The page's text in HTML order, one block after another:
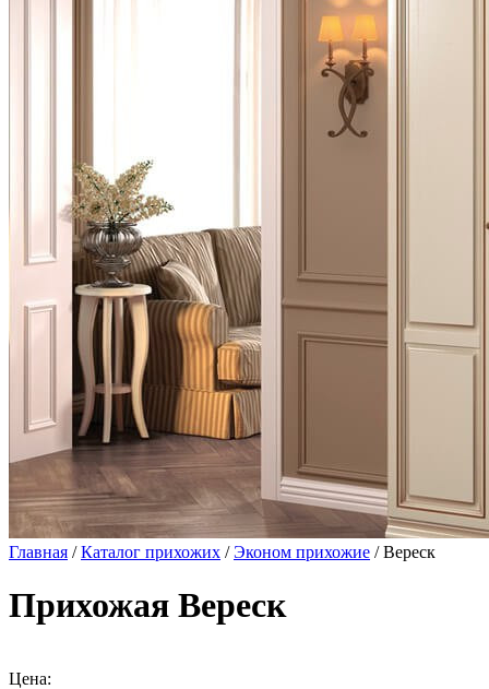
Главная /Каталог прихожих /Эконом прихожие / Вереск
Прихожая Вереск
Цена: